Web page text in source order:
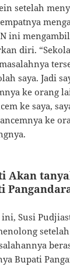
setelah
ini
diri.
saya. Jadi
ke orang
ke saya,
ke
Akan
Susi
Bupati